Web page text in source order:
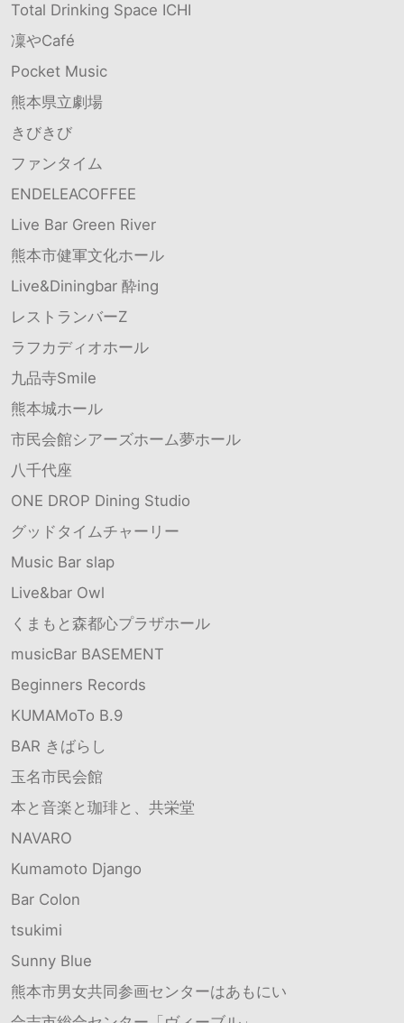
Total Drinking Space ICHI
凜やCafé
Pocket Music
熊本県立劇場
きびきび
ファンタイム
ENDELEACOFFEE
Live Bar Green River
熊本市健軍文化ホール
Live&Diningbar 酔ing
レストランバーZ
ラフカディオホール
九品寺Smile
熊本城ホール
市民会館シアーズホーム夢ホール
八千代座
ONE DROP Dining Studio
グッドタイムチャーリー
Music Bar slap
Live&bar Owl
くまもと森都心プラザホール
musicBar BASEMENT
Beginners Records
KUMAMoTo B.9
BAR きばらし
玉名市民会館
本と音楽と珈琲と、共栄堂
NAVARO
Kumamoto Django
Bar Colon
tsukimi
Sunny Blue
熊本市男女共同参画センターはあもにい